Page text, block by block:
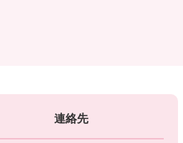
連絡先